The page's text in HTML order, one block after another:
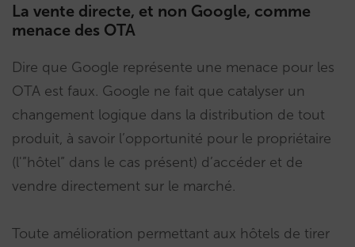
La vente directe, et non Google, comme
menace des OTA
Dire que Google représente une menace pour les
OTA est faux. Google ne fait que catalyser un
changement logique dans la distribution de tout
produit, à savoir l’opportunité pour le propriétaire
(l'”hôtel” dans le cas présent) d’accéder et de
vendre directement sur le marché.
Toute amélioration permettant aux hôtels de tirer